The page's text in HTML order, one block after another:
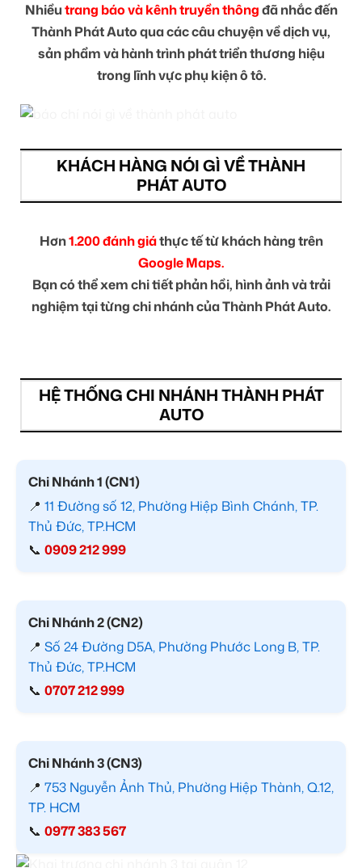
Nhiềutrang báo và kênh truyền thôngđã nhắc đến
Thành Phát Auto qua các câu chuyện về dịch vụ,
sản phẩm và hành trình phát triển thương hiệu
trong lĩnh vực phụ kiện ô tô.
KHÁCH HÀNG NÓI GÌ VỀ THÀNH
PHÁT AUTO
Hơn1.200 đánh giáthực tế từ khách hàng trên
Google Maps.
Bạn có thể xem chi tiết phản hồi, hình ảnh và trải
nghiệm tại từng chi nhánh của Thành Phát Auto.
HỆ THỐNG CHI NHÁNH THÀNH PHÁT
AUTO
Chi Nhánh 1 (CN1)
📍 11 Đường số 12, Phường Hiệp Bình Chánh, TP.
Thủ Đức, TP.HCM
📞 0909 212 999
Chi Nhánh 2 (CN2)
📍 Số 24 Đường D5A, Phường Phước Long B, TP.
Thủ Đức, TP.HCM
📞 0707 212 999
Chi Nhánh 3 (CN3)
📍 753 Nguyễn Ảnh Thủ, Phường Hiệp Thành, Q.12,
TP. HCM
📞 0977 383 567